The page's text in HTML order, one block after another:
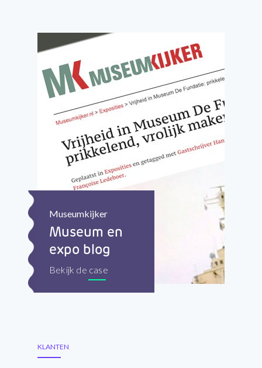
Museumkijker
Museum en
expo blog
Bekijk de case
KLANTEN